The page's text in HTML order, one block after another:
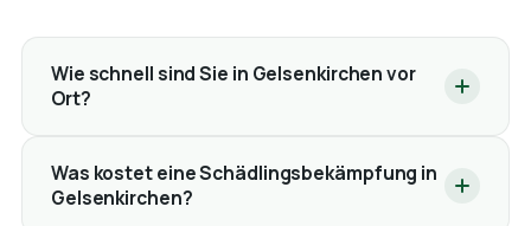
Wie schnell sind Sie in Gelsenkirchen vor
Ort?
Was kostet eine Schädlingsbekämpfung in
Gelsenkirchen?